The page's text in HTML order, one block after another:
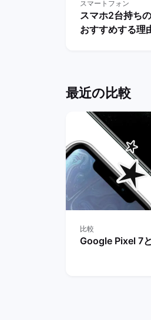
スマートフォン
スマホ2台持ち
おすすめする理
最近の比較
比較
Google Pixel 7